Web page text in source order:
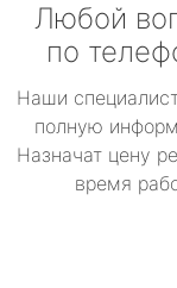
Любой
по
Наши
полную
Назначат цену
время